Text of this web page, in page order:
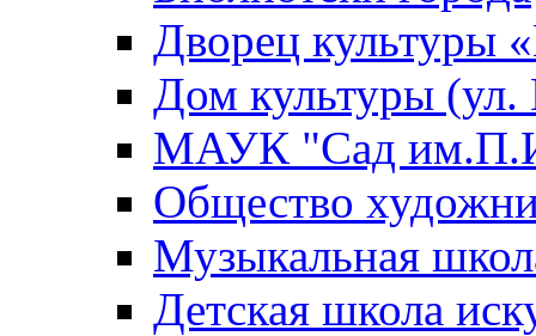
Дворец культуры
Дом культуры (ул.
МАУК "Сад
Общество
Музыкальная
Детская школа